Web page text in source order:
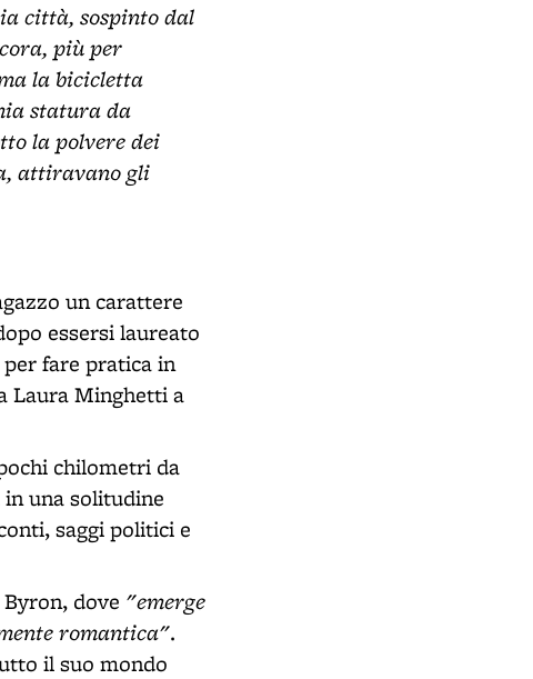
città, sospinto dal
più per
la bicicletta
statura da
la polvere dei
attiravano gli
un carattere
essersi laureato
fare pratica in
Laura Minghetti a
chilometri da
in una solitudine
saggi politici e
dove "emerge
romantica".
il suo mondo